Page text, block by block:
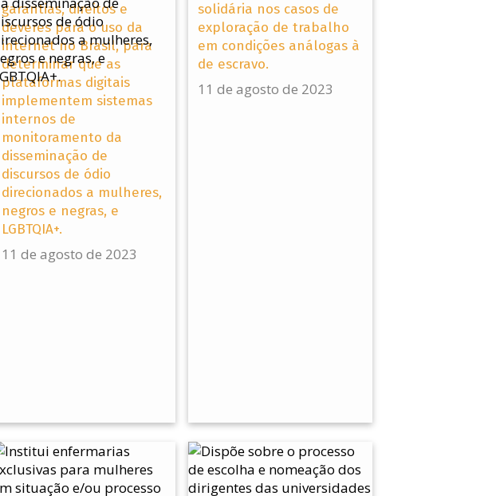
garantias, direitos e
deveres para o uso da
internet no Brasil, para
determinar que as
plataformas digitais
implementem sistemas
internos de
monitoramento da
disseminação de
discursos de ódio
direcionados a mulheres,
negros e negras, e
LGBTQIA+.
11 de agosto de 2023
solidária nos casos de
exploração de trabalho
em condições análogas à
de escravo.
11 de agosto de 2023